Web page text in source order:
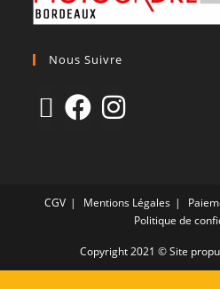
Nous Suivre
CGV Mentions Légales
Politique de
Copyright 2021 © Site